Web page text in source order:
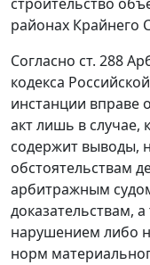
строительство
районах Крайнего
Согласно ст. 288
кодекса
инстанции вправе
акт лишь в случае,
содержит выводы,
обстоятельствам
арбитражным
доказательствам,
нарушением либо
норм